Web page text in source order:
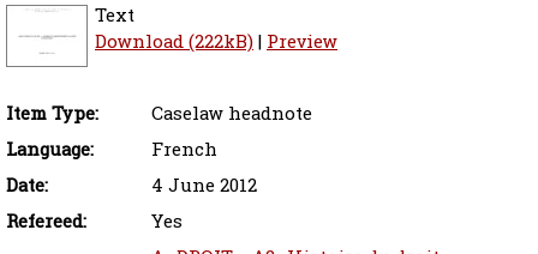
Text
Download (222kB)| Preview
Item Type:
Caselaw headnote
Language:
French
Date:
4 June 2012
Refereed:
Yes